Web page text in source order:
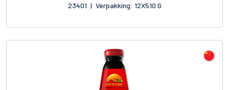
23401 | Verpakking: 12X510 G